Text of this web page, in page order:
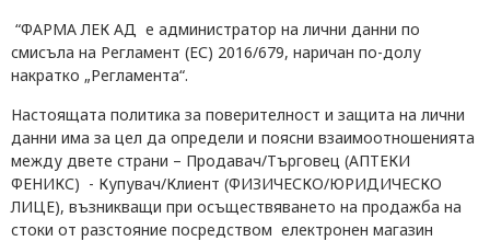
“ФАРМА ЛЕК АД е администратор на лични данни по
смисъла на Регламент (ЕС) 2016/679, наричан по-долу
накратко „Регламента“.
Настоящата политика за поверителност и защита на лични
данни има за цел да определи и поясни взаимоотношенията
между двете страни – Продавач/Търговец (АПТЕКИ
ФЕНИКС) - Купувач/Клиент (ФИЗИЧЕСКО/ЮРИДИЧЕСКО
ЛИЦЕ), възникващи при осъществяването на продажба на
стоки от разстояние посредством електронен магазин